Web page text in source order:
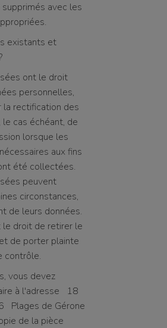
avec les
existants et
ont le droit
personnelles,
la rectification des
cas échéant, de
lorsque les
aux fins
été collectées.
peuvent
circonstances,
de leurs données.
le droit de retirer le
de porter plainte
contrôle.
vous devez
à l'adresse
18
Plages de Gérone
de la pièce